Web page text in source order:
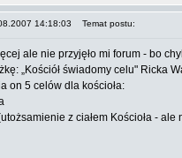
14:18:03 Temat postu:
ale nie przyjęło mi forum - bo
„Kościół świadomy celu" Ricka
on 5 celów dla kościoła:
z ciałem Kościoła -